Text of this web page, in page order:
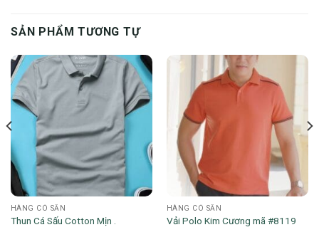
SẢN PHẨM TƯƠNG TỰ
HÀNG CÓ SẴN
Thun Cá Sấu Cotton Mịn .
HÀNG CÓ SẴN
Vải Polo Kim Cương mã #8119